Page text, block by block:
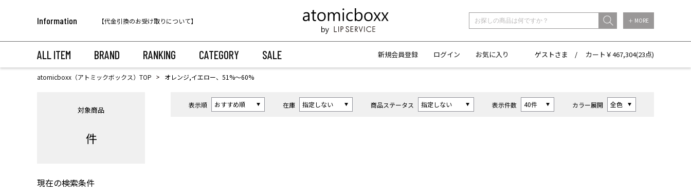
Information
【代金引換のお受け取りについて】
【重要】予約商品のお支払い方法（代金引換）変更に関するお知らせ
＋ MORE
ALL ITEM BRAND RANKING CATEGORY SALE 新規会員登録 ログイン お気に入り ゲストさま / カート￥467,304(23点)
atomicboxx（アトミックボックス）TOP オレンジ,イエロー、51%〜60%
表示順 在庫 商品ステータス 表示件数 カラー展開
対象商品
件
現在の検索条件